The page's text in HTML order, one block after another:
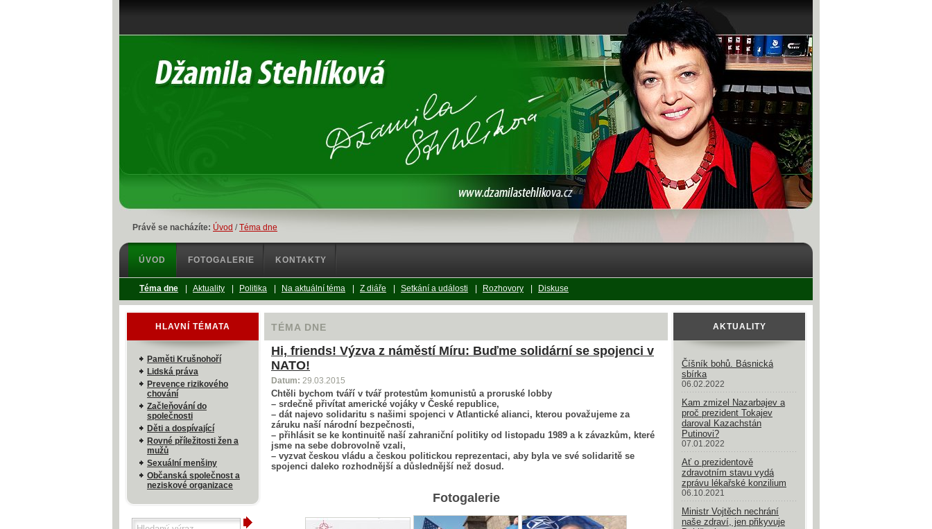
Právě se nacházíte: Úvod /Téma dne
TÉMA DNE
Hi, friends! Výzva z náměstí Míru: Buďme solidární se spojenci v
NATO!
Datum: 29.03.2015
Chtěli bychom tváří v tvář protestům komunistů a proruské lobby
– srdečně přivítat americké vojáky v České republice,
– dát najevo solidaritu s našimi spojenci v Atlantické alianci, kterou považujeme za
záruku naší národní bezpečnosti,
– přihlásit se ke kontinuitě naší zahraniční politiky od listopadu 1989 a k závazkům, které
jsme na sebe dobrovolně vzali,
– vyzvat českou vládu a českou politickou reprezentaci, aby byla ve své solidaritě se
spojenci daleko rozhodnější a důslednější než dosud.
Fotogalerie
HLAVNÍ TÉMATA
Paměti Krušnohoří
Lidská práva
Prevence rizikového
chování
Začleňování do
společnosti
Děti a dospívající
Rovné příležitosti žen a
mužů
Sexuální menšiny
Občanská společnost a
neziskové organizace
AKTUALITY
Číšník bohů. Básnická
sbírka
06.02.2022
Kam zmizel Nazarbajev a
proč prezident Tokajev
daroval Kazachstán
Putinovi?
07.01.2022
Ať o prezidentově
zdravotním stavu vydá
zprávu lékařské konzilium
06.10.2021
Ministr Vojtěch nechrání
naše zdraví, jen přikyvuje
ÚVOD FOTOGALERIE KONTAKTY
Téma dne Aktuality Politika Na aktuální téma Z diáře Setkání a události Rozhovory Diskuse